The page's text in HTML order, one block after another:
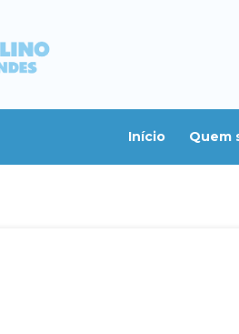
Início Quem